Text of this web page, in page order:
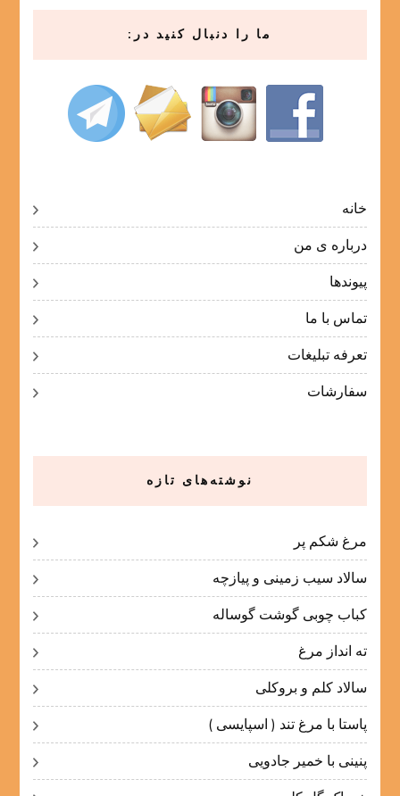
ما را دنبال کنید در:
خانه
درباره ی من
پیوندها
تماس با ما
تعرفه تبلیغات
سفارشات
نوشته‌های تازه
مرغ شکم پر
سالاد سیب زمینی و پیازچه
کباب چوبی گوشت گوساله
ته انداز مرغ
سالاد کلم و بروکلی
پاستا با مرغ تند ( اسپایسی )
پنینی با خمیر جادویی